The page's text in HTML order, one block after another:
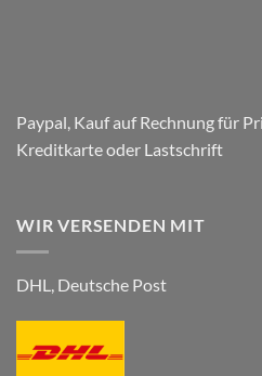
Paypal, Kauf auf Rechnung für
Kreditkarte oder Lastschrift
WIR VERSENDEN MIT
DHL, Deutsche Post